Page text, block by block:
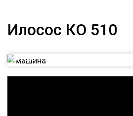
Илосос КО 510
Илосос КО 510